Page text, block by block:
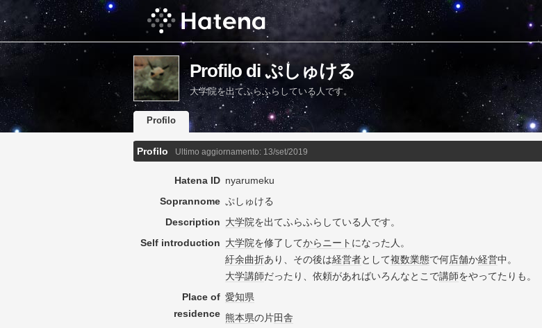
Profilo di ぷしゅける
大学院を出てふらふらしている人です。
Profilo
Profilo Ultimo aggiornamento: 13/set/2019
Hatena ID nyarumeku
Soprannome ぷしゅける
Description 大学院を出てふらふらしている人です。
Self introduction 大学院を修了してからニート になった人。
紆余曲折あり、その後は経営者として複数業態で何店舗か経営中。
大学講師だったり、依頼があればいろんなとこで講師をやってたりも。
Place of
residence
愛知県
熊本県の片田舎